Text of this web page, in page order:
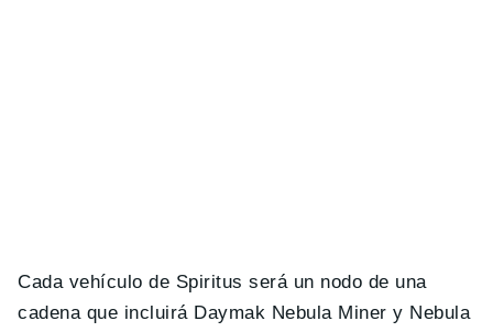
Cada vehículo de Spiritus será un nodo de una
cadena que incluirá Daymak Nebula Miner y Nebula